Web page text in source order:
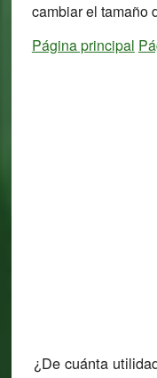
cambiar el tamaño
Página principal
¿De cuánta